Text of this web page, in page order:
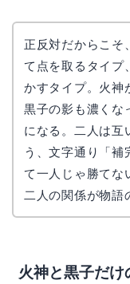
正反対だからこそ
て点を取るタイプ
かすタイプ。火神
黒子の影も濃くな
になる。二人は互
う、文字通り「補
て一人じゃ勝てな
二人の関係が物語
火神と黒子だ